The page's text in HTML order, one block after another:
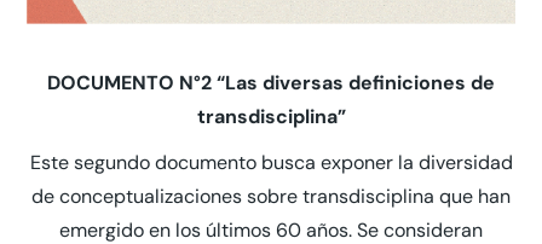
DOCUMENTO N°2 “Las diversas definiciones de
transdisciplina”
Este segundo documento busca exponer la diversidad
de conceptualizaciones sobre transdisciplina que han
emergido en los últimos 60 años. Se consideran